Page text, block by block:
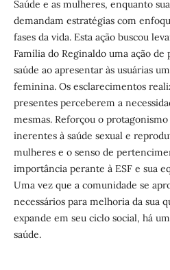
Saúde e as mulheres, enquanto
demandam estratégias com
fases da vida. Esta ação buscou
Família do Reginaldo uma ação
saúde ao apresentar às usuárias
feminina. Os esclarecimentos
presentes perceberem a
mesmas. Reforçou o
inerentes à saúde sexual e
mulheres e o senso de
importância perante à ESF e sua
Uma vez que a comunidade se
necessários para melhoria da sua
expande em seu ciclo social, há
saúde.